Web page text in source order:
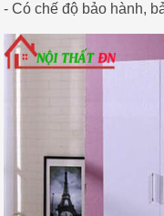
- Có chế độ bảo hành,